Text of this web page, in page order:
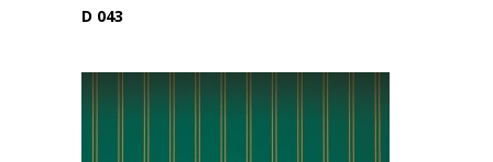
D 043